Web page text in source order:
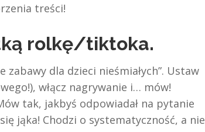
treści!
rolkę/tiktoka.
zabawy dla dzieci nieśmiałych”. Ustaw
włącz nagrywanie i… mów!
tak, jakbyś odpowiadał na pytanie
jąka! Chodzi o systematyczność, a nie